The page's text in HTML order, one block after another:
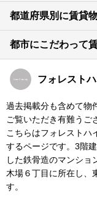
都道府県別に賃貸
都市にこだわって
フォレスト
過去掲載分も含めて物
ご覧いただき有難うご
こちらはフォレストハ
するページです。3階
した鉄骨造のマンショ
木場６丁目に所在し、
す。